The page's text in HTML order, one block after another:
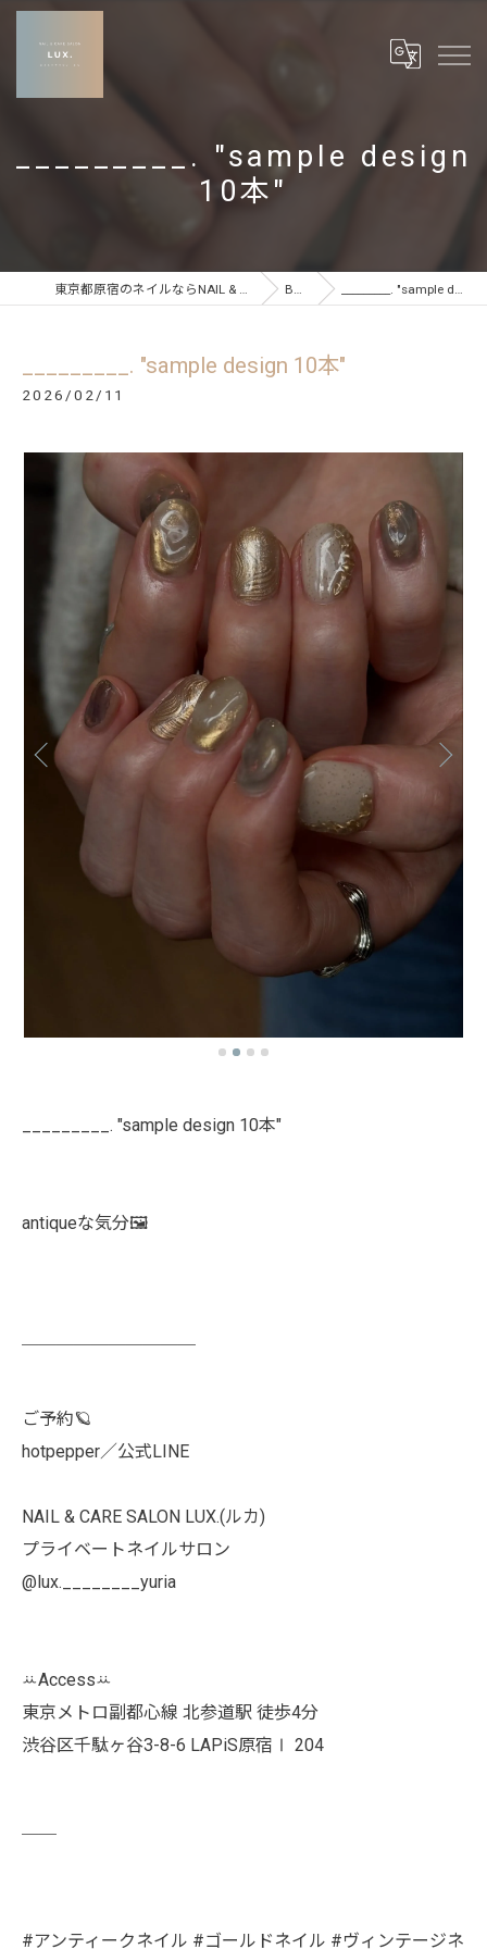
_________. "sample design
10本"
東京都原宿のネイルならNAIL & CARE SALON LUX BLOG _________. "sample design 10本"
_________. "sample design 10本"
2026/02/11
_________. "sample design 10本"
antiqueな気分🖼️
ご予約🪐
hotpepper／公式LINE
NAIL & CARE SALON LUX.(ルカ)
プライベートネイルサロン
@lux.________yuria
ꕁAccessꕁ
東京メトロ副都心線 北参道駅 徒歩4分
渋谷区千駄ヶ谷3-8-6 LAPiS原宿Ⅰ 204
#アンティークネイル #ゴールドネイル #ヴィンテージネ